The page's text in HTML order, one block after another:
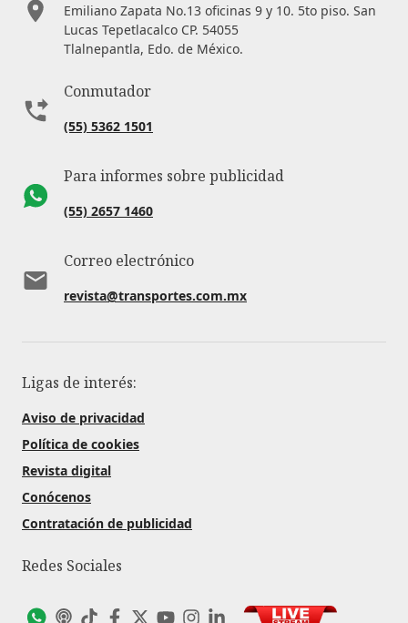
Emiliano Zapata No.13 oficinas 9 y 10. 5to piso. San
Lucas Tepetlacalco CP. 54055
Tlalnepantla, Edo. de México.
Conmutador
(55) 5362 1501
Para informes sobre publicidad
(55) 2657 1460
Correo electrónico
revista@transportes.com.mx
Ligas de interés:
Aviso de privacidad
Política de cookies
Revista digital
Conócenos
Contratación de publicidad
Redes Sociales